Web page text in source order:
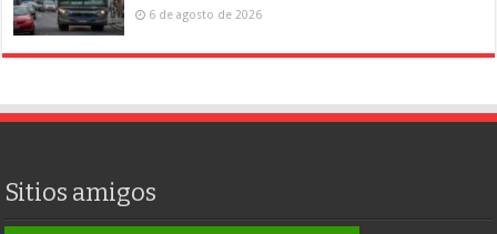
6 de agosto de 2026
Sitios amigos